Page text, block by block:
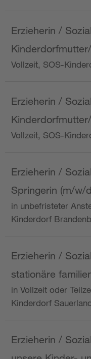
Erzieherin /
Vollzeit, SOS-
Erzieherin /
Vollzeit, SOS-
Erzieherin /
Springerin (m/w/
in unbefristeter
Kinderdorf
Erzieherin /
stationäre
in Vollzeit oder
Kinderdorf
Erzieherin /